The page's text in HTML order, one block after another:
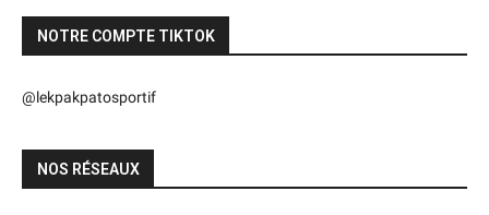
NOTRE COMPTE TIKTOK
@lekpakpatosportif
NOS RÉSEAUX